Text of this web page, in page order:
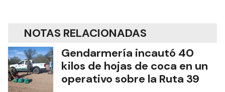
NOTAS RELACIONADAS
Gendarmería incautó 40
kilos de hojas de coca en un
operativo sobre la Ruta 39